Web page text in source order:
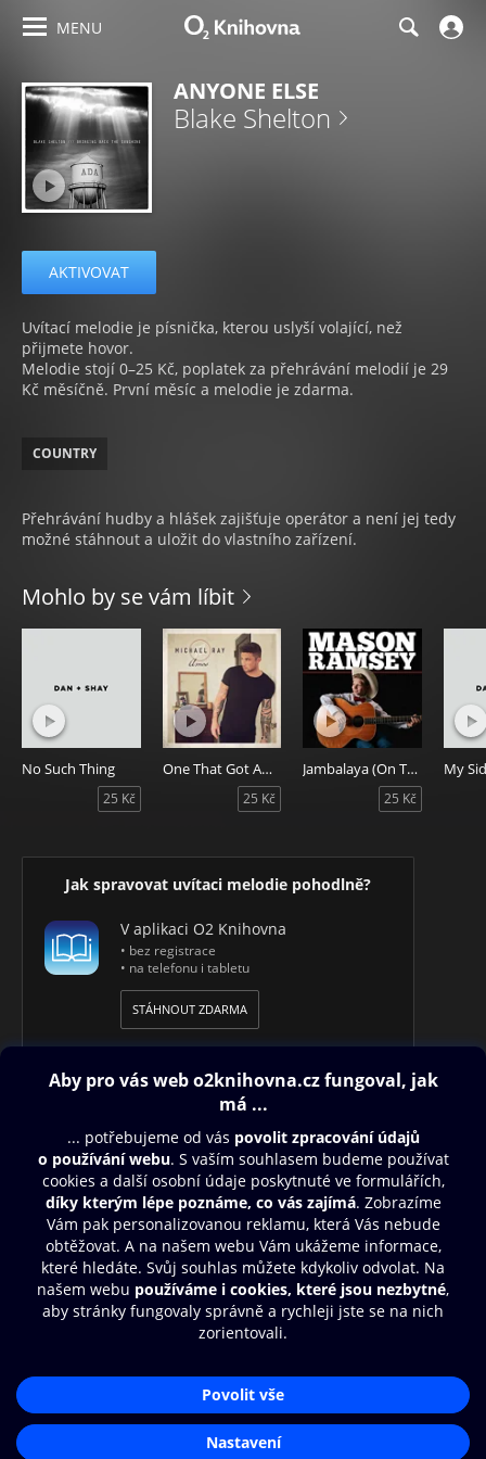
MENU
ANYONE ELSE
Blake Shelton
AKTIVOVAT
Uvítací melodie je písnička, kterou uslyší volající, než
přijmete hovor.
Melodie stojí 0–25 Kč, poplatek za přehrávání melodií je 29
Kč měsíčně. První měsíc a melodie je zdarma.
COUNTRY
Přehrávání hudby a hlášek zajišťuje operátor a není jej tedy
možné stáhnout a uložit do vlastního zařízení.
Mohlo by se vám líbit
No Such Thing
25 Kč
One That Got Away
25 Kč
Jambalaya (On The Bayou)
25 Kč
Jak spravovat uvítaci melodie pohodlně?
V aplikaci O2 Knihovna
• bez registrace
• na telefonu i tabletu
STÁHNOUT ZDARMA
Obsah ke stažení
Moje O2 Knihovna
Další zábava
© O2 Czech Republic a.s.
Zásady zpracování osobních údajůAplikace O2 Knihovna
Čti a poslouchej své e-knihy a